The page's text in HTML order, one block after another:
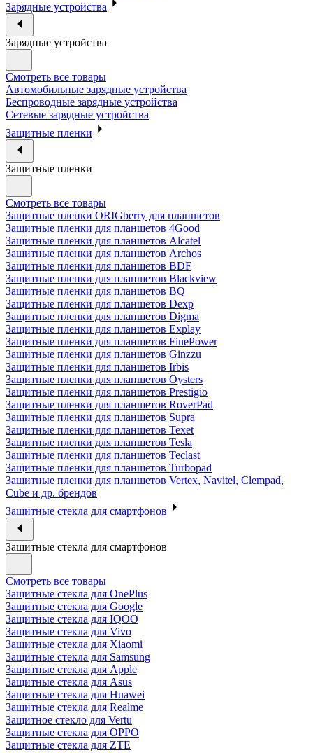
Зарядные устройства
Зарядные устройства
Смотреть все товары
Автомобильные зарядные устройства
Беспроводные зарядные устройства
Сетевые зарядные устройства
Защитные пленки
Защитные пленки
Смотреть все товары
Защитные пленки ORIGberry для планшетов
Защитные пленки для планшетов 4Good
Защитные пленки для планшетов Alcatel
Защитные пленки для планшетов Archos
Защитные пленки для планшетов BDF
Защитные пленки для планшетов Blackview
Защитные пленки для планшетов BQ
Защитные пленки для планшетов Dexp
Защитные пленки для планшетов Digma
Защитные пленки для планшетов Explay
Защитные пленки для планшетов FinePower
Защитные пленки для планшетов Ginzzu
Защитные пленки для планшетов Irbis
Защитные пленки для планшетов Oysters
Защитные пленки для планшетов Prestigio
Защитные пленки для планшетов RoverPad
Защитные пленки для планшетов Supra
Защитные пленки для планшетов Texet
Защитные пленки для планшетов Tesla
Защитные пленки для планшетов Teclast
Защитные пленки для планшетов Turbopad
Защитные пленки для планшетов Vertex, Navitel, Clempad,
Cube и др. брендов
Защитные стекла для смартфонов
Защитные стекла для смартфонов
Смотреть все товары
Защитные стекла для OnePlus
Защитные стекла для Google
Защитные стекла для IQOO
Защитные стекла для Vivo
Защитные стекла для Xiaomi
Защитные стекла для Samsung
Защитные стекла для Apple
Защитные стекла для Asus
Защитные стекла для Huawei
Защитные стекла для Realme
Защитное стекло для Vertu
Защитные стекла для OPPO
Защитные стекла для ZTE